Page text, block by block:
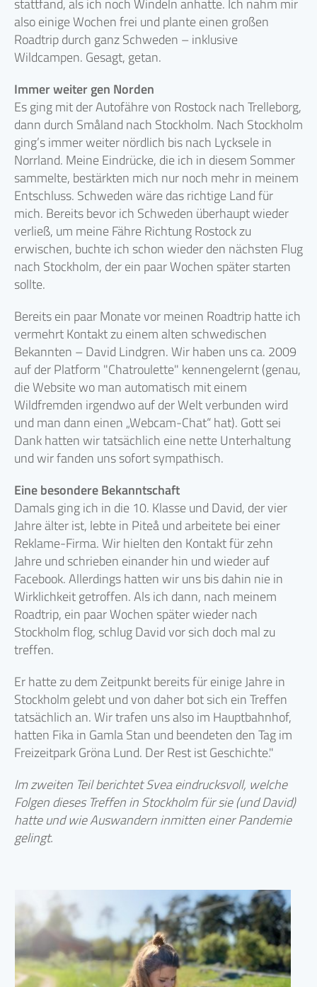
stattfand, als ich noch Windeln anhatte. Ich nahm mir
also einige Wochen frei und plante einen großen
Roadtrip durch ganz Schweden – inklusive
Wildcampen. Gesagt, getan.
Immer weiter gen Norden
Es ging mit der Autofähre von Rostock nach Trelleborg,
dann durch Småland nach Stockholm. Nach Stockholm
ging’s immer weiter nördlich bis nach Lycksele in
Norrland. Meine Eindrücke, die ich in diesem Sommer
sammelte, bestärkten mich nur noch mehr in meinem
Entschluss. Schweden wäre das richtige Land für
mich. Bereits bevor ich Schweden überhaupt wieder
verließ, um meine Fähre Richtung Rostock zu
erwischen, buchte ich schon wieder den nächsten Flug
nach Stockholm, der ein paar Wochen später starten
sollte.
Bereits ein paar Monate vor meinen Roadtrip hatte ich
vermehrt Kontakt zu einem alten schwedischen
Bekannten – David Lindgren. Wir haben uns ca. 2009
auf der Platform "Chatroulette" kennengelernt (genau,
die Website wo man automatisch mit einem
Wildfremden irgendwo auf der Welt verbunden wird
und man dann einen „Webcam-Chat“ hat). Gott sei
Dank hatten wir tatsächlich eine nette Unterhaltung
und wir fanden uns sofort sympathisch.
Eine besondere Bekanntschaft
Damals ging ich in die 10. Klasse und David, der vier
Jahre älter ist, lebte in Piteå und arbeitete bei einer
Reklame-Firma. Wir hielten den Kontakt für zehn
Jahre und schrieben einander hin und wieder auf
Facebook. Allerdings hatten wir uns bis dahin nie in
Wirklichkeit getroffen. Als ich dann, nach meinem
Roadtrip, ein paar Wochen später wieder nach
Stockholm flog, schlug David vor sich doch mal zu
treffen.
Er hatte zu dem Zeitpunkt bereits für einige Jahre in
Stockholm gelebt und von daher bot sich ein Treffen
tatsächlich an. Wir trafen uns also im Hauptbahnhof,
hatten Fika in Gamla Stan und beendeten den Tag im
Freizeitpark Gröna Lund. Der Rest ist Geschichte."
Im zweiten Teil berichtet Svea eindrucksvoll, welche
Folgen dieses Treffen in Stockholm für sie (und David)
hatte und wie Auswandern inmitten einer Pandemie
gelingt.